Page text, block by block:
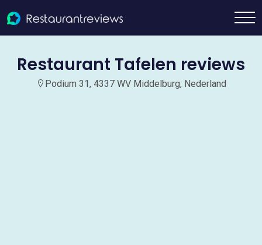
Restaurant Tafelen reviews
Podium 31, 4337 WV Middelburg, Nederland